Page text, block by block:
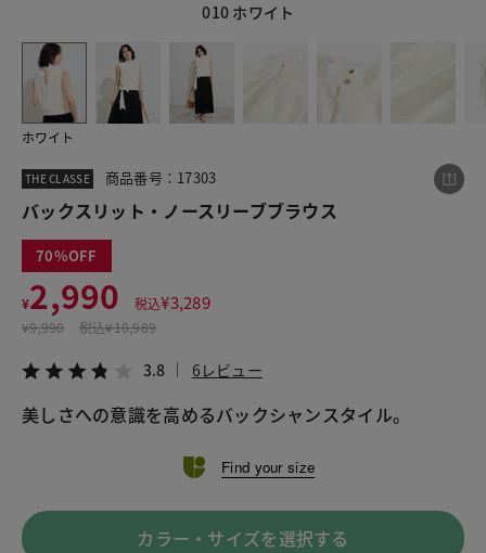
010 ホワイト
ホワイト
THE CLASSE 商品番号：17303
バックスリット・ノースリーブブラウス
70
¥2,990 税込¥3,289
¥9,990 税込¥10,989
3.8 6レビュー
美しさへの意識を高めるバックシャンスタイル。
Find your size
カラー・サイズを選択する
この商品をシェアする
¥2,990 税込¥3,289
LINE メール